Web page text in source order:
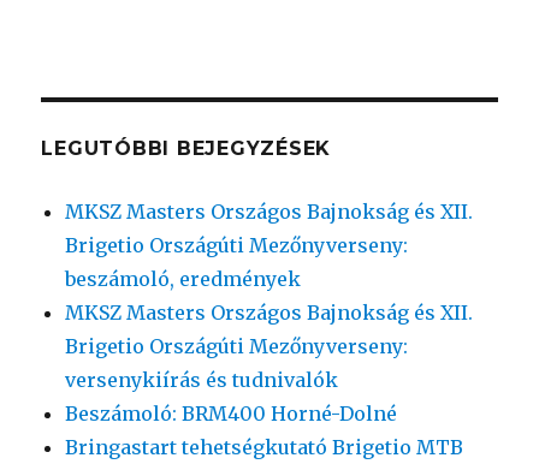
LEGUTÓBBI BEJEGYZÉSEK
MKSZ Masters Országos Bajnokság és XII.
Brigetio Országúti Mezőnyverseny:
beszámoló, eredmények
MKSZ Masters Országos Bajnokság és XII.
Brigetio Országúti Mezőnyverseny:
versenykiírás és tudnivalók
Beszámoló: BRM400 Horné-Dolné
Bringastart tehetségkutató Brigetio MTB